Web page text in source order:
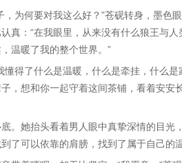
为何要对我这么好？”苍砚转身，墨色
真：“在我眼里，从来没有什么狼王与人
温暖了我的整个世界。”
得了什么是温暖，什么是牵挂，什么
，想和你一起守着这间茶铺，看着安安
。她抬头看着男人眼中真挚深情的目光
了可以依靠的肩膀，找到了属于自己的